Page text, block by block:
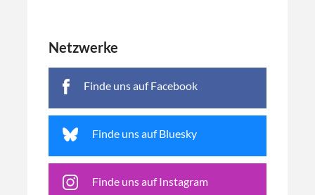
Netzwerke
Finde uns auf Facebook
Finde uns auf Bluesky
Finde uns auf Instagram